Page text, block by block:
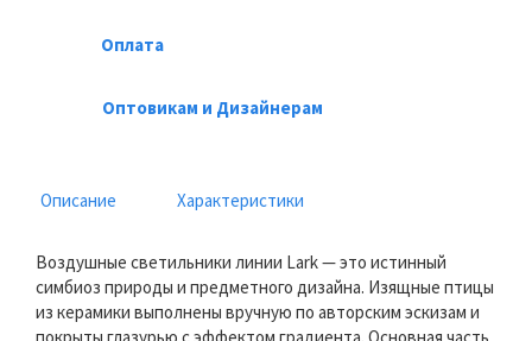
Оплата
Оптовикам и Дизайнерам
Описание Характеристики
Воздушные светильники линии Lark — это истинный
симбиоз природы и предметного дизайна. Изящные птицы
из керамики выполнены вручную по авторским эскизам и
покрыты глазурью с эффектом градиента. Основная часть